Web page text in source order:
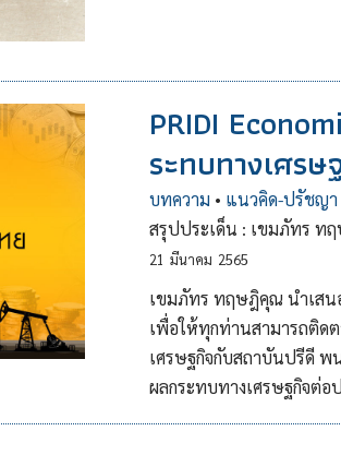
PRIDI
ระทบทางเศร
บทความ • แนวคิด-ปรัชญา
สรุปประเด็น : เขมภัทร ท
21 มีนาคม 2565
เขมภัทร ทฤษฎิคุณ นำเสน
เพื่อให้ทุกท่านสามารถติด
เศรษฐกิจกับสถาบันปรีดี พ
ผลกระทบทางเศรษฐกิจต่อ